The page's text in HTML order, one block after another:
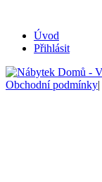
Úvod
Přihlásit
Obchodní podmínky|